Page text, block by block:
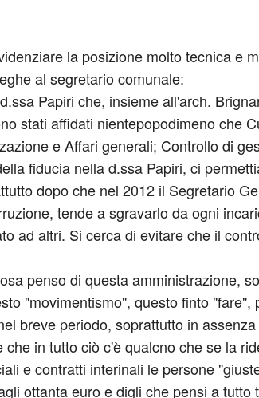
la posizione molto tecnica e
al segretario comunale:
Papiri che, insieme all'arch.
stati affidati nientepopodimeno che
e Affari generali; Controllo di
fiducia nella d.ssa Papiri, ci
dopo che nel 2012 il Segretario
tende a sgravarlo da ogni
ad altri. Si cerca di evitare che il
penso di questa amministrazione,
"movimentismo", questo finto "fare",
breve periodo, soprattutto in
in tutto ciò c'è qualcno che se la
e contratti interinali le persone
ottanta euro e digli che pensi a tutto